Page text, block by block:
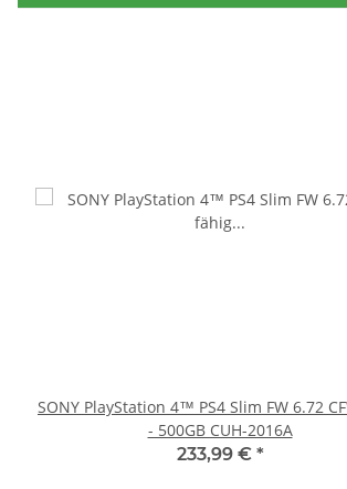
SONY PlayStation 4™ PS4 Slim FW 6.72
- 500GB CUH-2016A
233,99 € *